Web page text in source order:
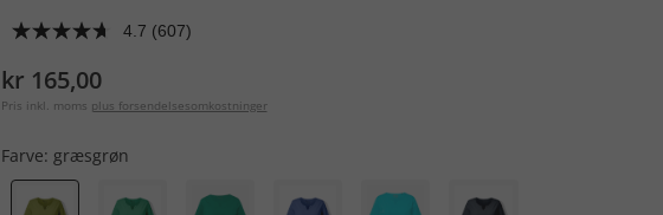
4.7 (607)
kr 165,00
Pris inkl. moms plus forsendelsesomkostninger
Farve: græsgrøn